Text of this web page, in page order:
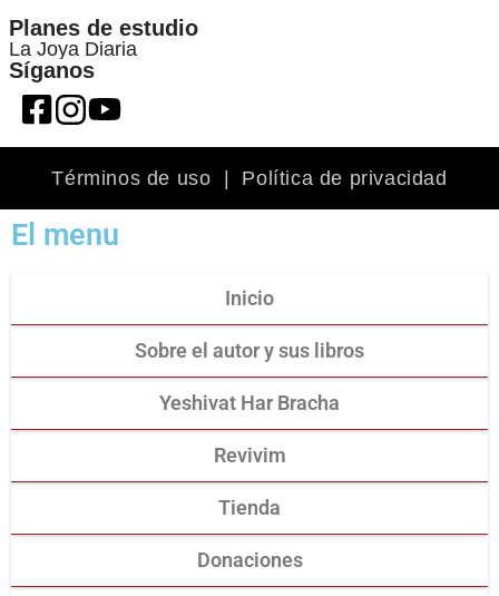
Planes de estudio
La Joya Diaria
Síganos
Términos de uso Política de privacidad
El menu
Inicio
Sobre el autor y sus libros
Yeshivat Har Bracha
Revivim
Tienda
Donaciones